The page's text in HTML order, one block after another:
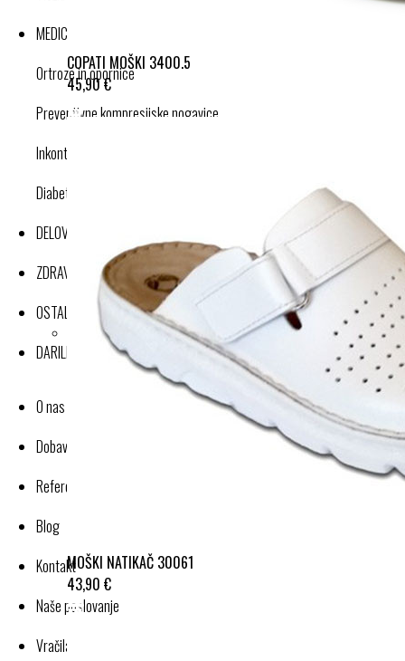
COPATI MOŠKI 3400.5
45,90 €
MOŠKI NATIKAČ 30061
43,90 €
MEDICINSKI IZDELKI
Ortroze in opornice
Preventivne kompresijske nogavice
Inkontinenca
Diabetes
DELOVNA OBLAČILA
ZDRAVJE IN DOBRO POČUTJE
OSTALI IZDELKI
DARILNI BONI
O nas
Dobavitelji-proizvajalci
Reference
Blog
Kontakt
Naše poslovanje
Vračila in reklamacije